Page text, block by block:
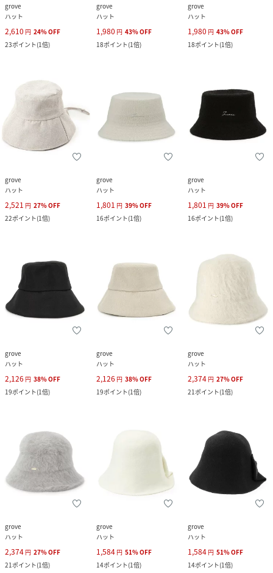
grove
ハット
2,610 円 24%OFF
23ポイント(1倍)
grove
ハット
1,980 円 43%OFF
18ポイント(1倍)
grove
ハット
1,980 円 43%OFF
18ポイント(1倍)
grove
ハット
2,521 円 27%OFF
22ポイント(1倍)
grove
ハット
1,801 円 39%OFF
16ポイント(1倍)
grove
ハット
1,801 円 39%OFF
16ポイント(1倍)
grove
ハット
2,126 円 38%OFF
19ポイント(1倍)
grove
ハット
2,126 円 38%OFF
19ポイント(1倍)
grove
ハット
2,374 円 27%OFF
21ポイント(1倍)
grove
ハット
2,374 円 27%OFF
21ポイント(1倍)
grove
ハット
1,584 円 51%OFF
14ポイント(1倍)
grove
ハット
1,584 円 51%OFF
14ポイント(1倍)